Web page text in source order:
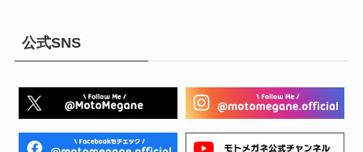
公式SNS